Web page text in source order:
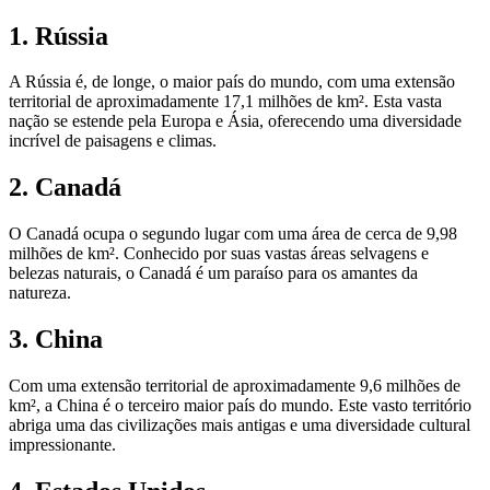
1. Rússia
A Rússia é, de longe, o maior país do mundo, com uma extensão
territorial de aproximadamente 17,1 milhões de km². Esta vasta
nação se estende pela Europa e Ásia, oferecendo uma diversidade
incrível de paisagens e climas.
2. Canadá
O Canadá ocupa o segundo lugar com uma área de cerca de 9,98
milhões de km². Conhecido por suas vastas áreas selvagens e
belezas naturais, o Canadá é um paraíso para os amantes da
natureza.
3. China
Com uma extensão territorial de aproximadamente 9,6 milhões de
km², a China é o terceiro maior país do mundo. Este vasto território
abriga uma das civilizações mais antigas e uma diversidade cultural
impressionante.